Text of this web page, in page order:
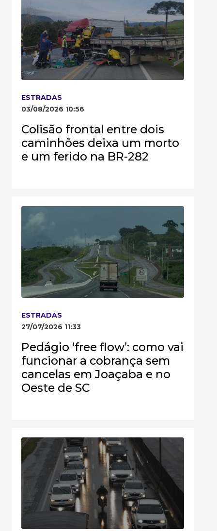
ESTRADAS
03/08/2026 10:56
Colisão frontal entre dois
caminhões deixa um morto
e um ferido na BR-282
ESTRADAS
27/07/2026 11:33
Pedágio ‘free flow’: como vai
funcionar a cobrança sem
cancelas em Joaçaba e no
Oeste de SC